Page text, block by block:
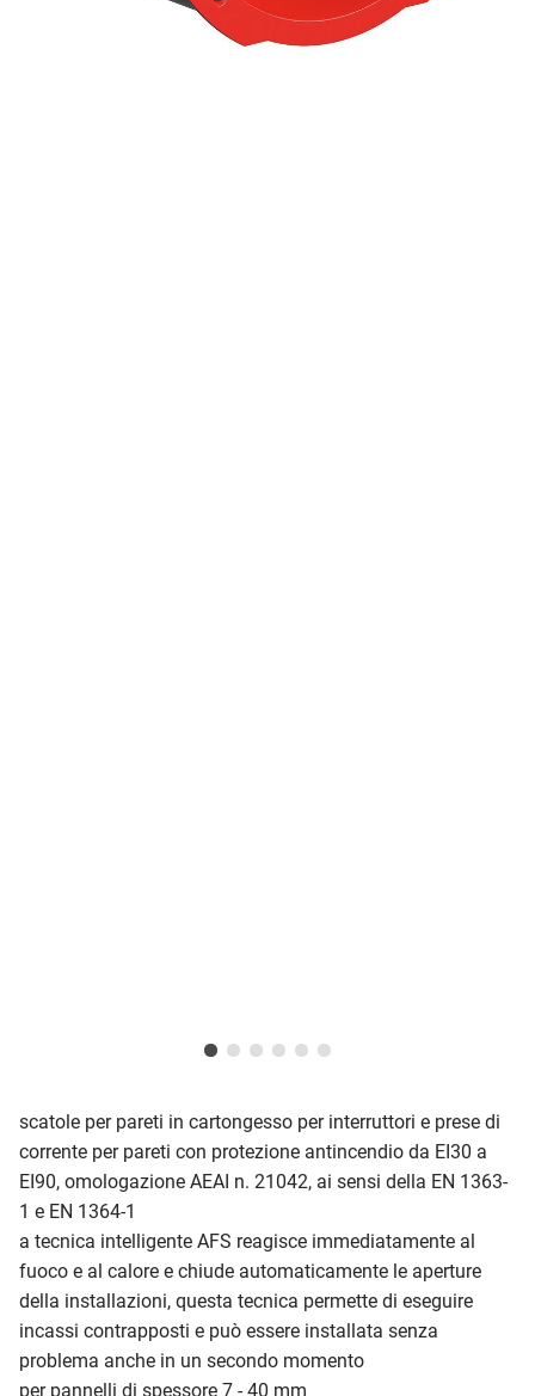
scatole per pareti in cartongesso per interruttori e prese di
corrente per pareti con protezione antincendio da EI30 a
EI90, omologazione AEAI n. 21042, ai sensi della EN 1363-
1 e EN 1364-1
a tecnica intelligente AFS reagisce immediatamente al
fuoco e al calore e chiude automaticamente le aperture
della installazioni, questa tecnica permette di eseguire
incassi contrapposti e può essere installata senza
problema anche in un secondo momento
per pannelli di spessore 7 - 40 mm